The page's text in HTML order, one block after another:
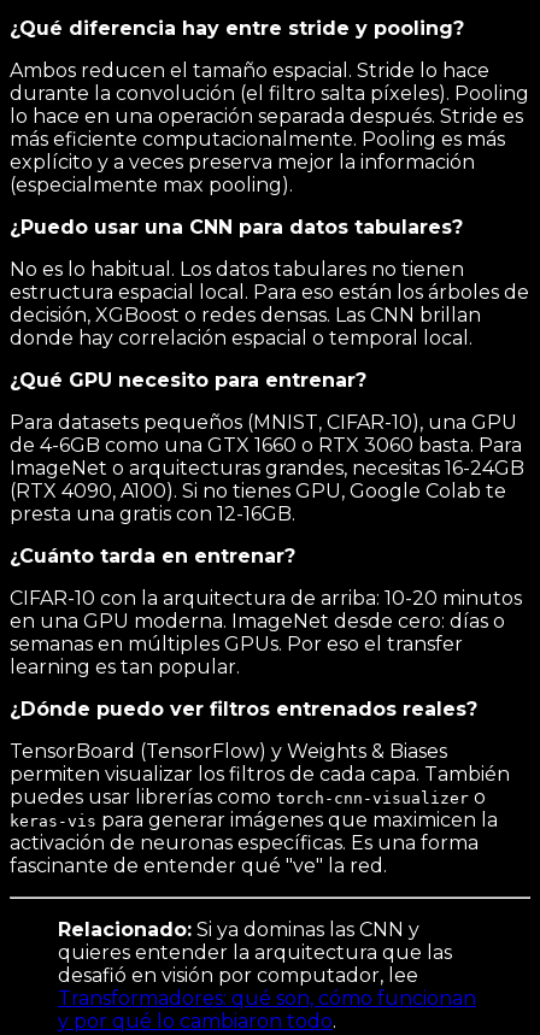
¿Qué diferencia hay entre stride y pooling?
Ambos reducen el tamaño espacial. Stride lo hace
durante la convolución (el filtro salta píxeles). Pooling
lo hace en una operación separada después. Stride es
más eficiente computacionalmente. Pooling es más
explícito y a veces preserva mejor la información
(especialmente max pooling).
¿Puedo usar una CNN para datos tabulares?
No es lo habitual. Los datos tabulares no tienen
estructura espacial local. Para eso están los árboles de
decisión, XGBoost o redes densas. Las CNN brillan
donde hay correlación espacial o temporal local.
¿Qué GPU necesito para entrenar?
Para datasets pequeños (MNIST, CIFAR-10), una GPU
de 4-6GB como una GTX 1660 o RTX 3060 basta. Para
ImageNet o arquitecturas grandes, necesitas 16-24GB
(RTX 4090, A100). Si no tienes GPU, Google Colab te
presta una gratis con 12-16GB.
¿Cuánto tarda en entrenar?
CIFAR-10 con la arquitectura de arriba: 10-20 minutos
en una GPU moderna. ImageNet desde cero: días o
semanas en múltiples GPUs. Por eso el transfer
learning es tan popular.
¿Dónde puedo ver filtros entrenados reales?
TensorBoard (TensorFlow) y Weights & Biases
permiten visualizar los filtros de cada capa. También
puedes usar librerías como torch-cnn-visualizer o
keras-vis para generar imágenes que maximicen la
activación de neuronas específicas. Es una forma
fascinante de entender qué "ve" la red.
Relacionado: Si ya dominas las CNN y
quieres entender la arquitectura que las
desafió en visión por computador, lee
Transformadores: qué son, cómo funcionan
y por qué lo cambiaron todo.